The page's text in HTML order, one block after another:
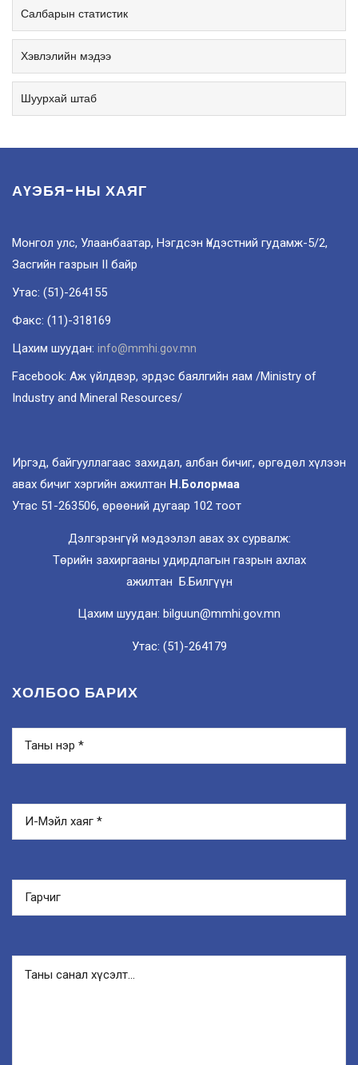
Салбарын статистик
Хэвлэлийн мэдээ
Шуурхай штаб
АҮЭБЯ-НЫ ХАЯГ
Монгол улс, Улаанбаатар, Нэгдсэн Үндэстний гудамж-5/2,
Засгийн газрын II байр
Утас: (51)-264155
Факс: (11)-318169
Цахим шуудан: info@mmhi.gov.mn
Facebook: Аж үйлдвэр, эрдэс баялгийн яам /Ministry of
Industry and Mineral Resources/
Иргэд, байгууллагаас захидал, албан бичиг, өргөдөл хүлээн
авах бичиг хэргийн ажилтан Н.Болормаа
Утас 51-263506, өрөөний дугаар 102 тоот
Дэлгэрэнгүй мэдээлэл авах эх сурвалж:
Төрийн захиргааны удирдлагын газрын ахлах
ажилтан Б.Билгүүн
Цахим шуудан: bilguun@mmhi.gov.mn
Утас: (51)-264179
ХОЛБОО БАРИХ